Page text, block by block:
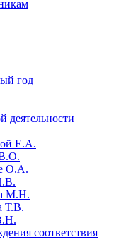
год
деятельности
Е.А.
О.А.
М.Н.
Т.В.
соответствия